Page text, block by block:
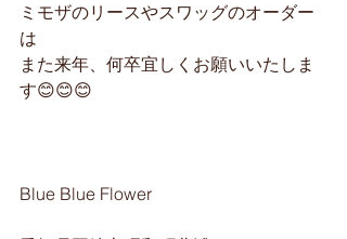
ミモザのリースやスワッグのオーダー
は
また来年、何卒宜しくお願いいたしま
す😊😊😊
Blue Blue Flower